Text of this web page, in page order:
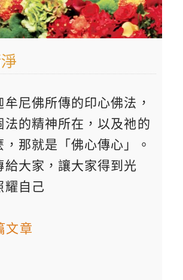
牟尼佛所傳的印心佛法，
法的精神所在，以及祂的
那就是「佛心傳心」。
給大家，讓大家得到光
耀自己
文章